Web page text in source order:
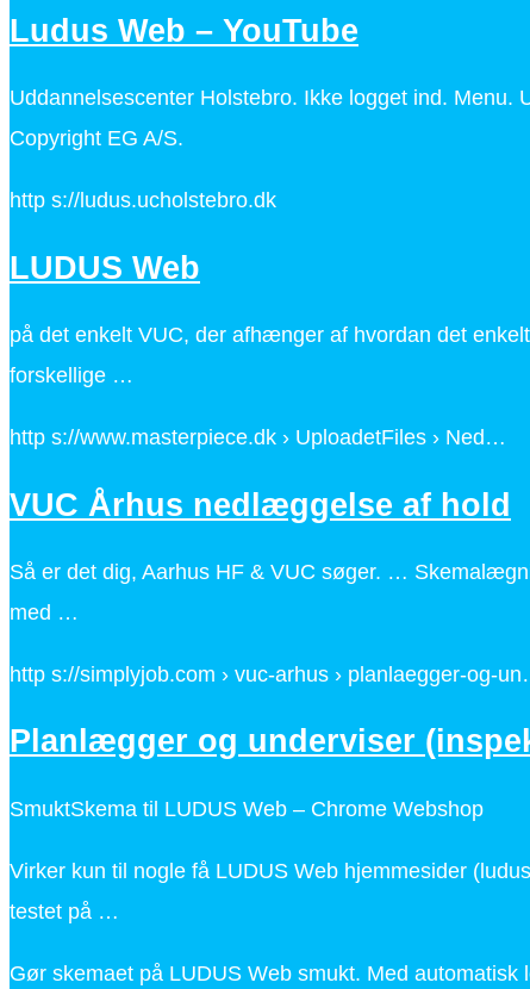
Ludus Web – YouTube
Uddannelsescenter Holstebro. Ikke logget ind. Menu.
Copyright EG A/S.
http s://ludus.ucholstebro.dk
LUDUS Web
på det enkelt VUC, der afhænger af hvordan det
forskellige …
http s://www.masterpiece.dk › UploadetFiles › Ned…
VUC Århus nedlæggelse af hold
Så er det dig, Aarhus HF & VUC søger. …
med …
http s://simplyjob.com › vuc-arhus › planlaegger-og-
Planlægger og underviser
SmuktSkema til LUDUS Web – Chrome Webshop
Virker kun til nogle få LUDUS Web hjemmesider
testet på …
Gør skemaet på LUDUS Web smukt. Med automatisk